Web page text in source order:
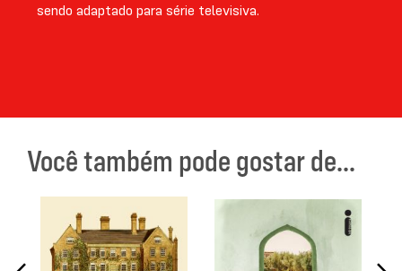
sendo adaptado para série televisiva.
Você também pode gostar de...